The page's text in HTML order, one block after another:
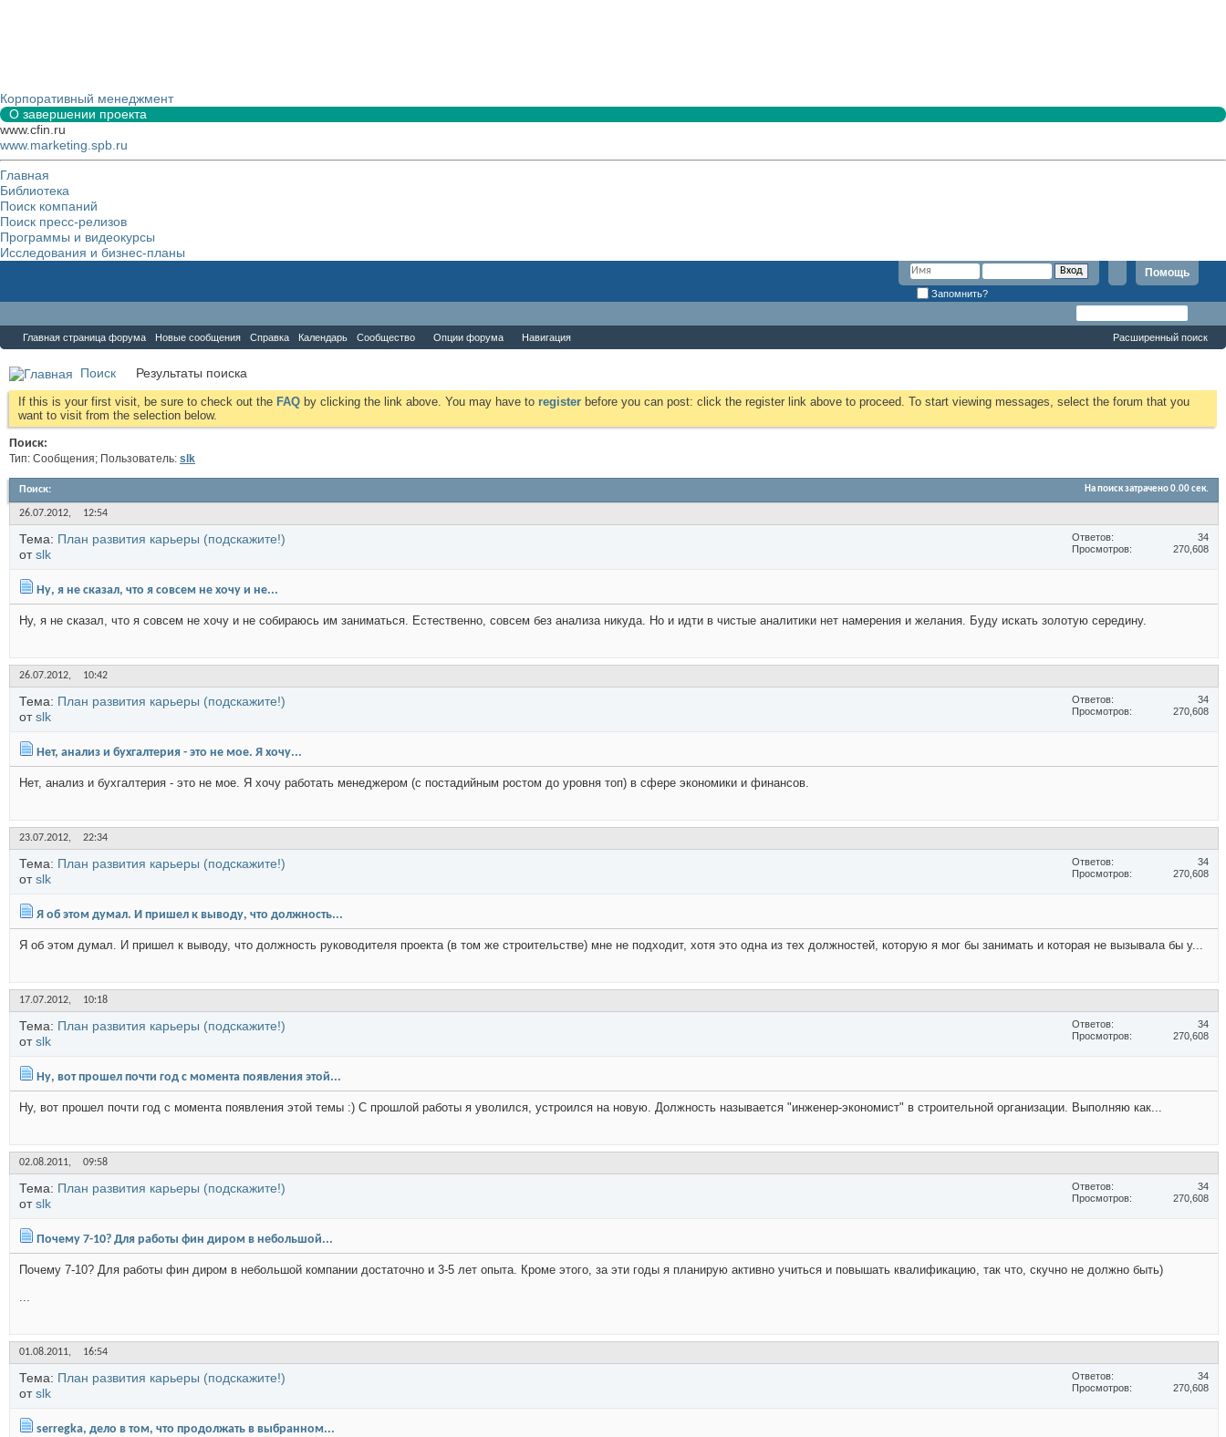
Корпоративный менеджмент
О завершении проекта
www.cfin.ru
www.marketing.spb.ru
Главная
Библиотека
Поиск компаний
Поиск пресс-релизов
Программы и видеокурсы
Исследования и бизнес-планы
Помощь
Запомнить?
Главная страница форума Новые сообщения Справка Календарь Сообщество Опции форума Навигация Расширенный поиск
Поиск Результаты поиска
If this is your first visit, be sure to check out the FAQ by clicking the link above. You may have to register before you can post: click the register link above to proceed. To start viewing messages, select the forum that you
want to visit from the selection below.
Поиск:
Тип: Сообщения; Пользователь: slk
Поиск: На поиск затрачено0.00сек.
26.07.2012, 12:54
Тема: План развития карьеры (подскажите!)
отslk
Ответов
34
Просмотров
270,608
Ну, я не сказал, что я совсем не хочу и не...
Ну, я не сказал, что я совсем не хочу и не собираюсь им заниматься. Естественно, совсем без анализа никуда. Но и идти в чистые аналитики нет намерения и желания. Буду искать золотую середину.
26.07.2012, 10:42
Тема: План развития карьеры (подскажите!)
отslk
Ответов
34
Просмотров
270,608
Нет, анализ и бухгалтерия - это не мое. Я хочу...
Нет, анализ и бухгалтерия - это не мое. Я хочу работать менеджером (с постадийным ростом до уровня топ) в сфере экономики и финансов.
23.07.2012, 22:34
Тема: План развития карьеры (подскажите!)
отslk
Ответов
34
Просмотров
270,608
Я об этом думал. И пришел к выводу, что должность...
Я об этом думал. И пришел к выводу, что должность руководителя проекта (в том же строительстве) мне не подходит, хотя это одна из тех должностей, которую я мог бы занимать и которая не вызывала бы у...
17.07.2012, 10:18
Тема: План развития карьеры (подскажите!)
отslk
Ответов
34
Просмотров
270,608
Ну, вот прошел почти год с момента появления этой...
Ну, вот прошел почти год с момента появления этой темы :) С прошлой работы я уволился, устроился на новую. Должность называется "инженер-экономист" в строительной организации. Выполняю как...
02.08.2011, 09:58
Тема: План развития карьеры (подскажите!)
отslk
Ответов
34
Просмотров
270,608
Почему 7-10? Для работы фин диром в небольшой...
Почему 7-10? Для работы фин диром в небольшой компании достаточно и 3-5 лет опыта. Кроме этого, за эти годы я планирую активно учиться и повышать квалификацию, так что, скучно не должно быть)
...
01.08.2011, 16:54
Тема: План развития карьеры (подскажите!)
отslk
Ответов
34
Просмотров
270,608
serregka, дело в том, что продолжать в выбранном...